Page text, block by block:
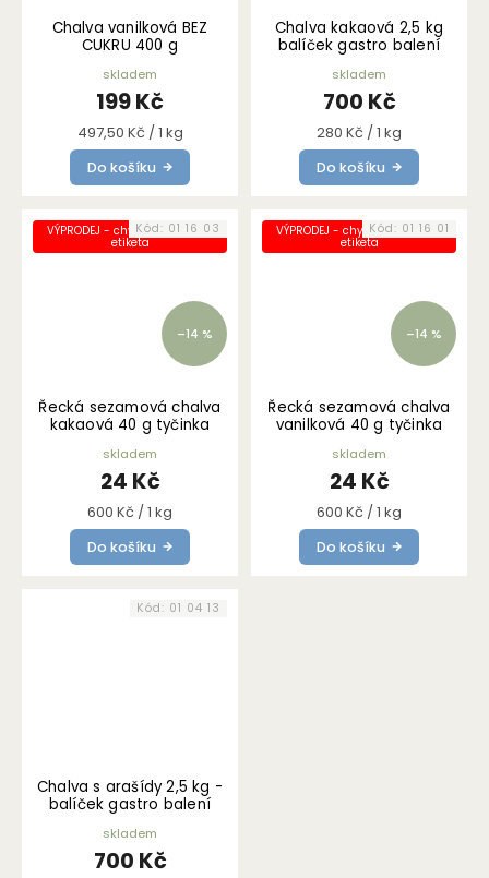
Chalva vanilková BEZ
CUKRU 400 g
skladem
199 Kč
Měrná
cena:
497,50 Kč / 1 kg
Do košíku
Chalva kakaová 2,5 kg
balíček gastro balení
skladem
700 Kč
Měrná
cena:
280 Kč / 1 kg
Do košíku
VÝPRODEJ - chybně nalepená
etiketa
–14 %
Řecká sezamová chalva
kakaová 40 g tyčinka
skladem
24 Kč
Měrná
cena:
600 Kč / 1 kg
Do košíku
Kód: 01 16 03 VÝPRODEJ - chybně nalepená
etiketa
–14 %
Řecká sezamová chalva
vanilková 40 g tyčinka
skladem
24 Kč
Měrná
cena:
600 Kč / 1 kg
Do košíku
Kód: 01 16 01
Chalva s arašídy 2,5 kg -
balíček gastro balení
skladem
700 Kč
Kód: 01 04 13